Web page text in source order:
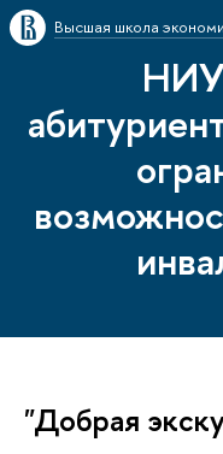
Высшая школа
"Добрая